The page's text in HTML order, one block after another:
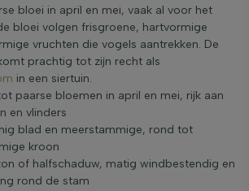
bloei in april en mei, vaak al voor het
bloei volgen frisgroene, hartvormige
vruchten die vogels aantrekken. De
prachtig tot zijn recht als
in een siertuin.
paarse bloemen in april en mei, rijk aan
en vlinders
blad en meerstammige, rond tot
kroon
of halfschaduw, matig windbestendig en
rond de stam